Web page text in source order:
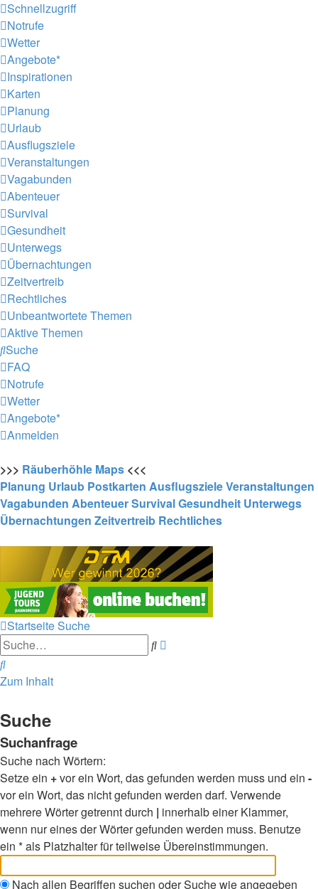
Schnellzugriff
Notrufe
Wetter
Angebote*
Inspirationen
Karten
Planung
Urlaub
Ausflugsziele
Veranstaltungen
Vagabunden
Abenteuer
Survival
Gesundheit
Unterwegs
Übernachtungen
Zeitvertreib
Rechtliches
Unbeantwortete Themen
Aktive Themen
Suche
FAQ
Notrufe
Wetter
Angebote*
Anmelden
>>> Räuberhöhle Maps <<<
Planung Urlaub Postkarten AusflugszieleVeranstaltungen
Vagabunden AbenteuerSurvivalGesundheit Unterwegs
Übernachtungen Zeitvertreib Rechtliches
StartseiteSuche
Suche
Suche
Zum Inhalt
Suche
Suchanfrage
Suche nach Wörtern:
Setze ein +vor ein Wort, das gefunden werden muss und ein -
vor ein Wort, das nicht gefunden werden darf. Verwende
mehrere Wörter getrennt durch | innerhalb einer Klammer,
wenn nur eines der Wörter gefunden werden muss. Benutze
ein * als Platzhalter für teilweise Übereinstimmungen.
Nach allen Begriffen suchen oder Suche wie angegeben